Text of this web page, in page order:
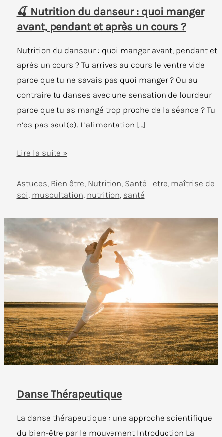
🍒 Nutrition du danseur : quoi manger
avant, pendant et après un cours ?
Nutrition du danseur : quoi manger avant, pendant et
après un cours ? Tu arrives au cours le ventre vide
parce que tu ne savais pas quoi manger ? Ou au
contraire tu danses avec une sensation de lourdeur
parce que tu as mangé trop proche de la séance ? Tu
n’es pas seul(e). L’alimentation […]
🍒
du
danseur
manger
avant,
pendant
après
un
cours
?
Lire la suite »
Astuces, Bien être, Nutrition, Santé etre, maîtrise de
soi, muscultation, nutrition, santé
Danse Thérapeutique
La danse thérapeutique : une approche scientifique
du bien-être par le mouvement Introduction La